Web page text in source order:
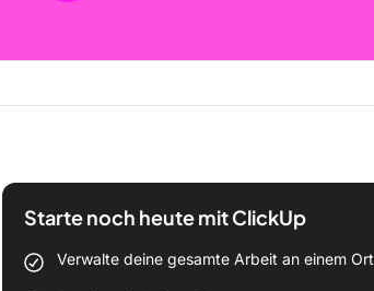
Starte noch heute mit ClickUp
Verwalte deine gesamte Arbeit an einem Ort